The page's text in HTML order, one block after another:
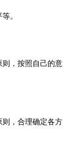
。
则，按照自己的意
则，合理确定各方